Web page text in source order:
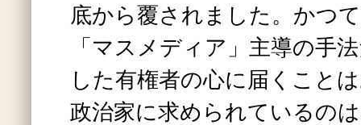
底から覆されました。かつ
「マスメディア」主導の手
した有権者の心に届くこと
政治家に求められているの